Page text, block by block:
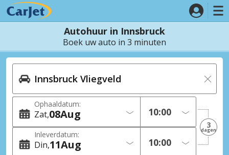
Autohuur in Innsbruck
Boek uw auto in 3 minuten
Ophaaldatum:
Zat 08Aug
Inleverdatum:
Din 11Aug
3
dagen